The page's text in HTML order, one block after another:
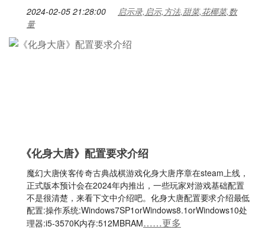
2024-02-05 21:28:00
启示录,启示,方法,甜菜,花椰菜,数
量
《化身大唐》配置要求介绍
魔幻大唐侠客传奇古典战棋游戏化身大唐序章在steam上线，
正式版本预计会在2024年内推出，一些玩家对游戏基础配置
不是很清楚，来看下文中介绍吧。化身大唐配置要求介绍最低
配置:操作系统:Windows7SP1orWindows8.1orWindows10处
理器:i5-3570K内存:512MBRAM……更多